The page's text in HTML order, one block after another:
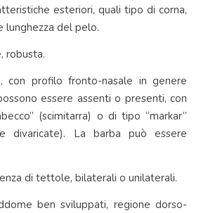
esteriori, quali tipo di corna,
del pelo.
robusta.
con profilo fronto-nasale in genere
essere assenti o presenti, con
(scimitarra) o di tipo “markar”
divaricate). La barba può essere
di tettole, bilaterali o unilaterali.
ben sviluppati, regione dorso-